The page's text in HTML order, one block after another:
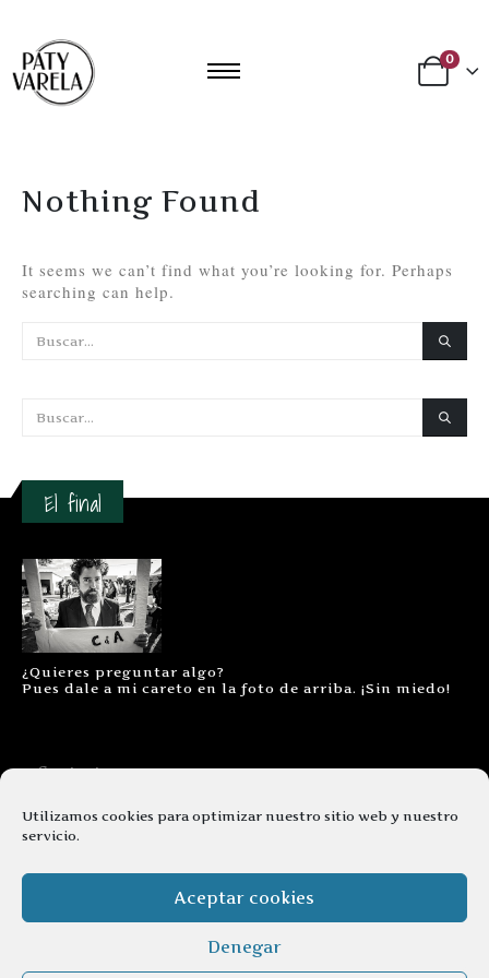
Utilizamos cookies para optimizar nuestro sitio web y nuestro
servicio.
Aceptar cookies
Denegar
0
Nothing Found
It seems we can’t find what you’re looking for. Perhaps
searching can help.
El final
¿Quieres preguntar algo?
Pues dale a mi careto en la foto de arriba. ¡Sin miedo!
Contacto
Aviso legal